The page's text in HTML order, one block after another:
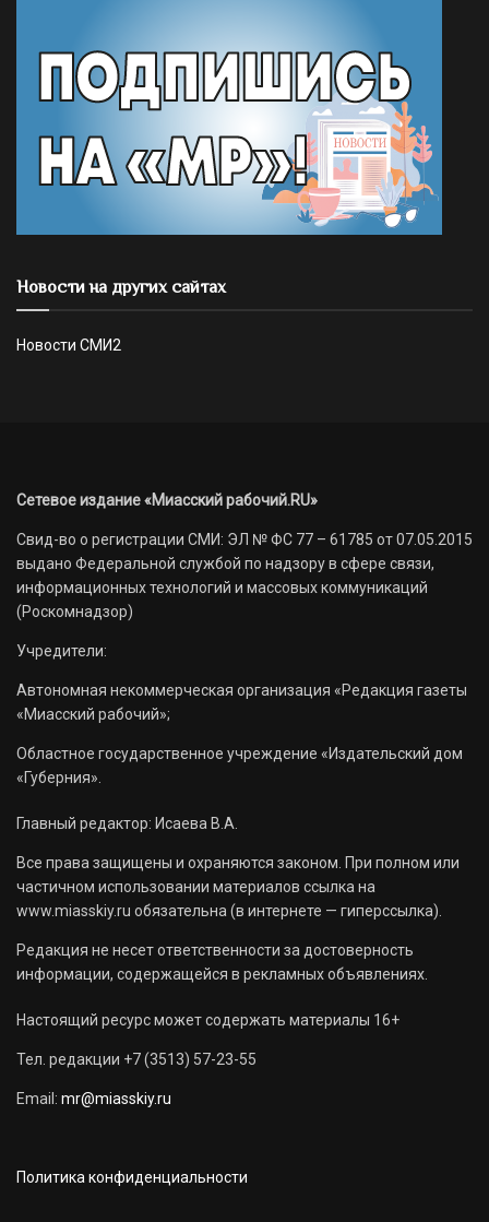
Новости на других сайтах
Новости СМИ2
Сетевое издание «Миасский рабочий.RU»
Свид-во о регистрации СМИ: ЭЛ № ФС 77 – 61785 от 07.05.2015
выдано Федеральной службой по надзору в сфере связи,
информационных технологий и массовых коммуникаций
(Роскомнадзор)
Учредители:
Автономная некоммерческая организация «Редакция газеты
«Миасский рабочий»;
Областное государственное учреждение «Издательский дом
«Губерния».
Главный редактор: Исаева В.А.
Все права защищены и охраняются законом. При полном или
частичном использовании материалов ссылка на
www.miasskiy.ru обязательна (в интернете — гиперссылка).
Редакция не несет ответственности за достоверность
информации, содержащейся в рекламных объявлениях.
Настоящий ресурс может содержать материалы 16+
Тел. редакции +7 (3513) 57-23-55
Email: mr@miasskiy.ru
Политика конфиденциальности